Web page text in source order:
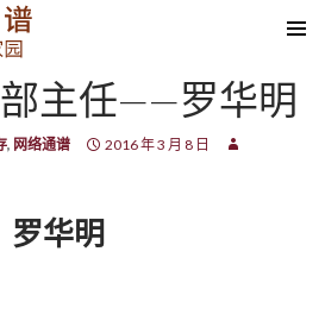
主任——罗华明
, 网络通谱
2016 年 3 月 8 日
罗华明